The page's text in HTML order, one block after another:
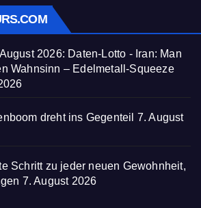
2026: Daten-Lotto - Iran: Man
Wahnsinn – Edelmetall-Squeeze
dreht ins Gegenteil 7. August
Schritt zu jeder neuen Gewohnheit,
7. August 2026